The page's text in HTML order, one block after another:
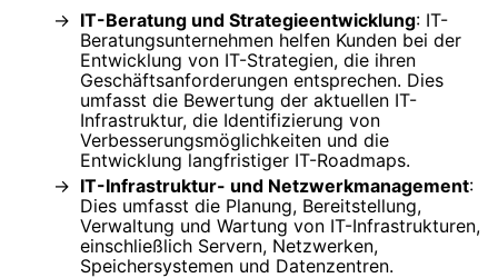
IT-Beratung und Strategieentwicklung: IT-
Beratungsunternehmen helfen Kunden bei der
Entwicklung von IT-Strategien, die ihren
Geschäftsanforderungen entsprechen. Dies
umfasst die Bewertung der aktuellen IT-
Infrastruktur, die Identifizierung von
Verbesserungsmöglichkeiten und die
Entwicklung langfristiger IT-Roadmaps.
IT-Infrastruktur- und Netzwerkmanagement:
Dies umfasst die Planung, Bereitstellung,
Verwaltung und Wartung von IT-Infrastrukturen,
einschließlich Servern, Netzwerken,
Speichersystemen und Datenzentren.